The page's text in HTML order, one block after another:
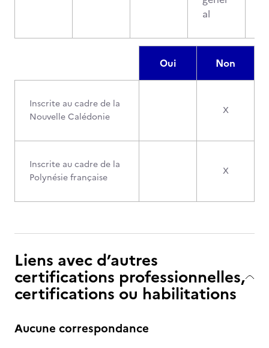
al
Oui Non
Inscrite au cadre de la
Nouvelle Calédonie
X
Inscrite au cadre de la
Polynésie française
X
Liens avec d’autres
certifications professionnelles,
certifications ou habilitations
Aucune correspondance